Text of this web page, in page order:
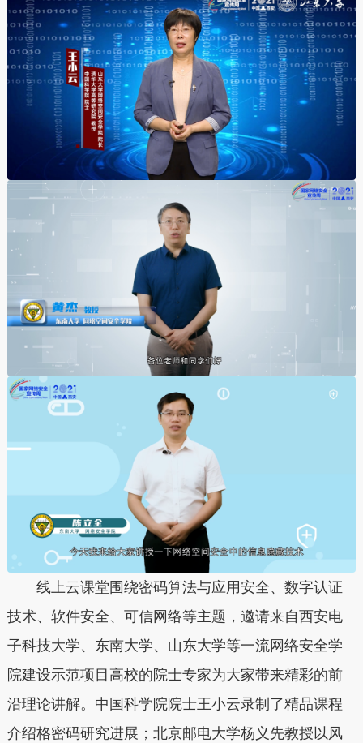
线上云课堂围绕密码算法与应用安全、数字认证
技术、软件安全、可信网络等主题，邀请来自西安电
子科技大学、东南大学、山东大学等一流网络安全学
院建设示范项目高校的院士专家为大家带来精彩的前
沿理论讲解。中国科学院院士王小云录制了精品课程
介绍格密码研究进展；北京邮电大学杨义先教授以风